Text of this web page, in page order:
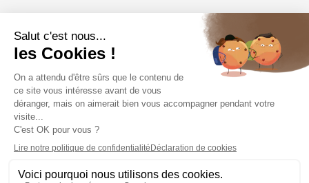
info@hautefidelite-saumur.com
Liens
Contact
Mentions légales
Politique de confidentialité